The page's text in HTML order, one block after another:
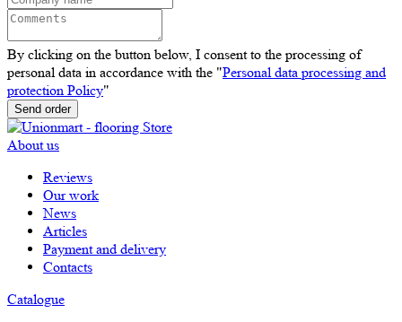
By clicking on the button below, I consent to the processing of
personal data in accordance with the "Personal data processing and
protection Policy"
Send order
About us
Reviews
Our work
News
Articles
Payment and delivery
Contacts
Catalogue